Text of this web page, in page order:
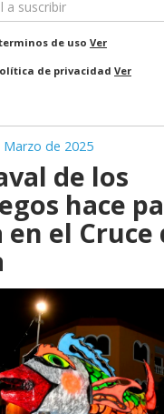
de uso Ver
de privacidad Ver
de 2025
de los
hace
en el Cruce